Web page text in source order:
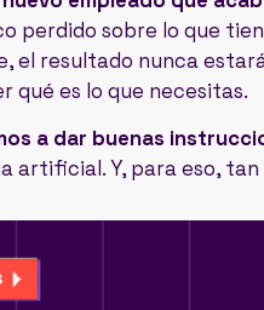
perdido sobre lo que
el resultado nunca
es lo que necesitas.
a dar buenas
Y, para eso, tan